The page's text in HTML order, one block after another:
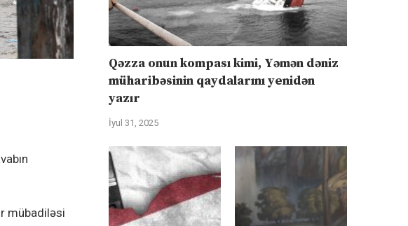
mübadiləsi
Qəzza onun kompası kimi, Yəmən dəniz
müharibəsinin qaydalarını yenidən
yazır
İyul 31, 2025